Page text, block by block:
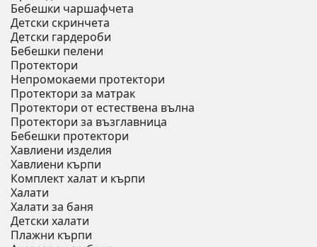
Бебешки чаршафчета
Детски скринчета
Детски гардероби
Бебешки пелени
Протектори
Непромокаеми протектори
Протектори за матрак
Протектори от естествена вълна
Протектори за възглавница
Бебешки протектори
Хавлиени изделия
Хавлиени кърпи
Комплект халат и кърпи
Халати
Халати за баня
Детски халати
Плажни кърпи